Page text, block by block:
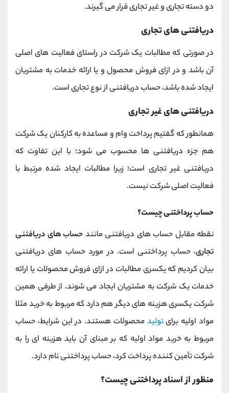
دو دسته تجاری و غیر تجاری قرار می گیرند.
دریافتنی های تجاری
در صورتی که مطالبات یک شرکت در راستای فعالیت های اصلی
آن باشد و در ازای فروش محصول و یا ارائه خدمات به مشتریان
ایجاد شده باشد، حساب دریافتنی از نوع تجاری است.
دریافتنی های غیر تجاری
همانطور که گفتیم پرداخت وام و مساعده به کارکنان یک شرکت
هم جزء دریافتنی ها محسوب می شود؛ با این تفاوت که
دریافتنی غیر تجاری است؛ زیرا مطالبات ایجاد شده مرتبط با
فعالیت اصلی شرکت نیست.
حساب پرداختنی چیست؟
نقطه مقابل حساب های دریافتنی مانند حساب های دریافتنی
تجاری، حساب پرداختنی است. در مورد حساب های دریافتنی
بیان کردیم که یکسری مطالبات در ازای فروش محصولات یا ارائه
خدمات یک شرکت به مشتریان ایجاد می شوند. از طرفی همین
شرکت یکسری هزینه های دیگر هم دارد که مربوط به خرید مثلا
مواد اولیه برایتولید محصولات هستند. در این شرایط، حساب
مربوط به خرید مواد اولیه که بر مبنای آن باید هزینه ای را به
شرکت تأمین کننده پرداخت کرد، حساب پرداختنی نام دارد.
منظور از اسناد پرداختنی چیست؟